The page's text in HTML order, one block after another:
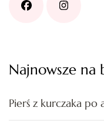
Najnowsze na
Pierś z kurczaka